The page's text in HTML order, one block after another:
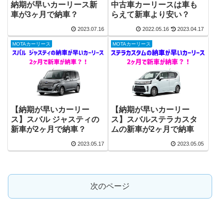
納期が早いカーリース新
車が3ヶ月で納車？
2023.07.16
中古車カーリースは車も
らえて新車より安い？
2022.05.16 2023.04.17
MOTAカーリース
【納期が早いカーリー
ス】スバル ジャスティの
新車が2ヶ月で納車？
2023.05.17
MOTAカーリース
【納期が早いカーリー
ス】スバルステラカスタ
ムの新車が2ヶ月で納車
2023.05.05
次のページ